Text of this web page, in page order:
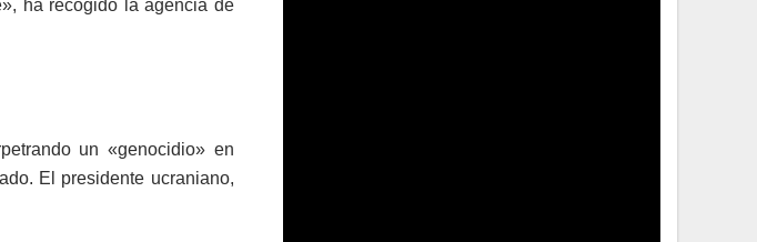
ha recogido la agencia de
un «genocidio» en
El presidente ucraniano,